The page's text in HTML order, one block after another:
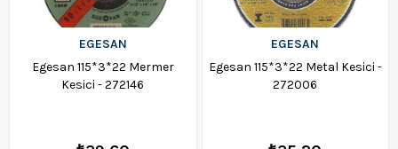
EGESAN
Egesan 115*3*22 Mermer
Kesici - 272146
EGESAN
Egesan 115*3*22 Metal Kesici -
272006